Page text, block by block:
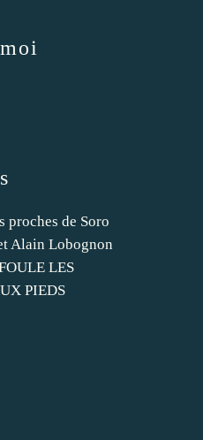
proches de Soro
Alain Lobognon
LES
PIEDS